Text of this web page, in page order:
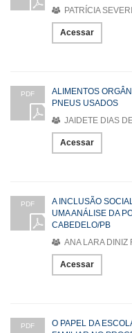
PATRÍCIA
Acessar
PDF
ALIMENTOS
PNEUS USADOS
JAIDETE DIAS
Acessar
PDF
A INCLUSÃO
UMA ANÁLISE DA
CABEDELO/PB
ANA LARA DINIZ
Acessar
PDF
O PAPEL DA